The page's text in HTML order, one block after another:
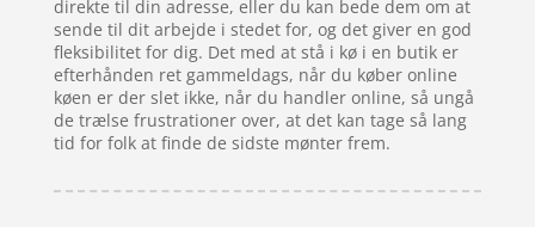
direkte til din adresse, eller du kan bede dem om at
sende til dit arbejde i stedet for, og det giver en god
fleksibilitet for dig. Det med at stå i kø i en butik er
efterhånden ret gammeldags, når du køber online
køen er der slet ikke, når du handler online, så ungå
de trælse frustrationer over, at det kan tage så lang
tid for folk at finde de sidste mønter frem.